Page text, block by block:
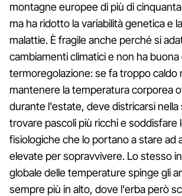
montagne europee di più di
ma ha ridotto la variabilità genetica e
malattie. È fragile anche perché si
cambiamenti climatici e non ha buona
termoregolazione: se fa troppo caldo
mantenere la temperatura corporea
durante l'estate, deve districarsi nella
trovare pascoli più ricchi e soddisfare
fisiologiche che lo portano a stare ad
elevate per sopravvivere. Lo stesso
globale delle temperature spinge gli
sempre più in alto, dove l'erba però